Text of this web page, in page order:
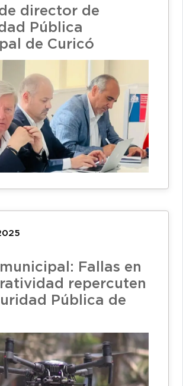
director de
Pública
de Curicó
Fallas en
repercuten
Pública de